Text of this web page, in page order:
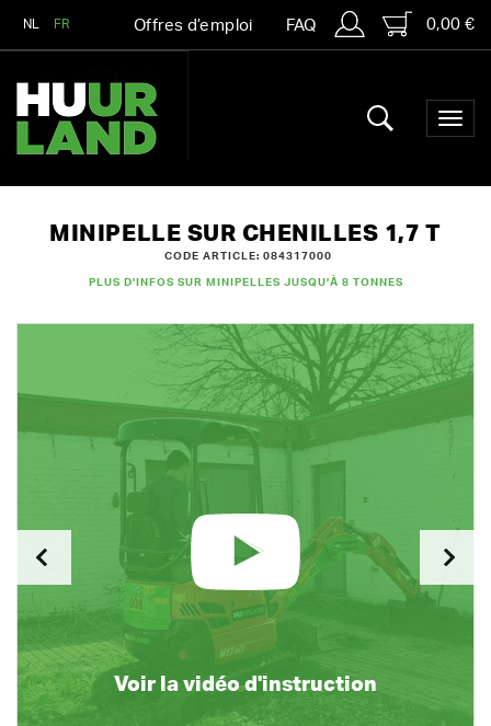
NL FR Offres d’emploi FAQ 0,00 €
MINIPELLE SUR CHENILLES 1,7 T
CODE ARTICLE: 084317000
PLUS D'INFOS SUR MINIPELLES JUSQU'À 8 TONNES
Voir la vidéo d'instruction